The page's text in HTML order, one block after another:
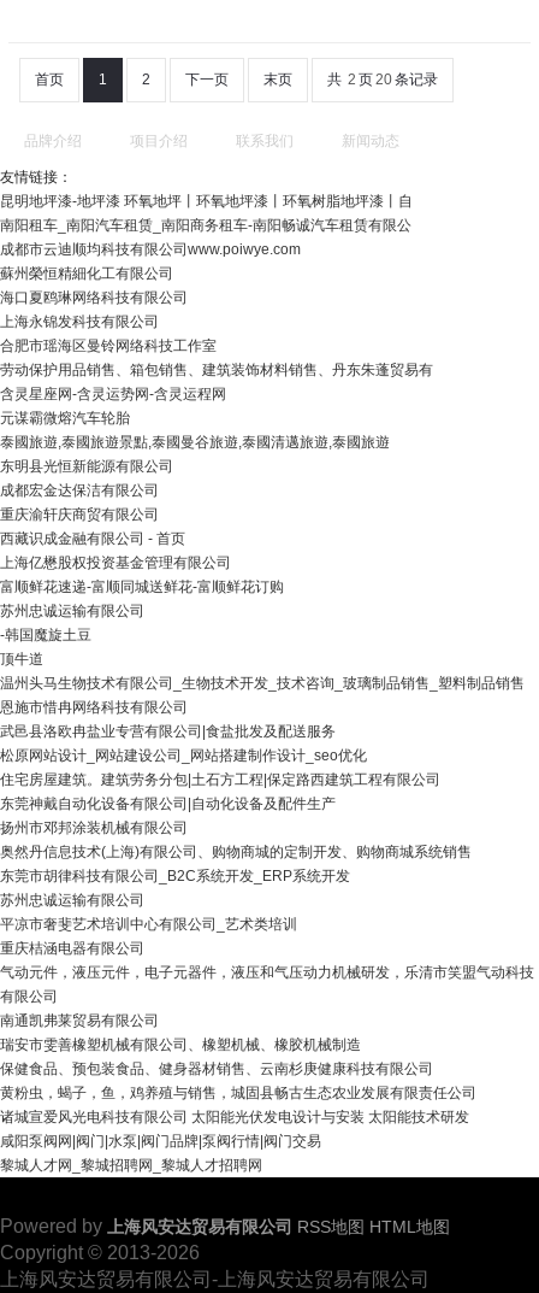
首页 1 2 下一页 末页 共 2 页20条记录
品牌介绍 项目介绍 联系我们 新闻动态
友情链接：
昆明地坪漆-地坪漆 环氧地坪丨环氧地坪漆丨环氧树脂地坪漆丨自
南阳租车_南阳汽车租赁_南阳商务租车-南阳畅诚汽车租赁有限公
成都市云迪顺均科技有限公司www.poiwye.com
蘇州榮恒精細化工有限公司
海口夏鸥琳网络科技有限公司
上海永锦发科技有限公司
合肥市瑶海区曼铃网络科技工作室
劳动保护用品销售、箱包销售、建筑装饰材料销售、丹东朱蓬贸易有
含灵星座网-含灵运势网-含灵运程网
元谋霸微熔汽车轮胎
泰國旅遊,泰國旅遊景點,泰國曼谷旅遊,泰國清邁旅遊,泰國旅遊
东明县光恒新能源有限公司
成都宏金达保洁有限公司
重庆渝轩庆商贸有限公司
西藏识成金融有限公司 - 首页
上海亿懋股权投资基金管理有限公司
富顺鲜花速递-富顺同城送鲜花-富顺鲜花订购
苏州忠诚运输有限公司
-韩国魔旋土豆
顶牛道
温州头马生物技术有限公司_生物技术开发_技术咨询_玻璃制品销售_塑料制品销售
恩施市惜冉网络科技有限公司
武邑县洛欧冉盐业专营有限公司|食盐批发及配送服务
松原网站设计_网站建设公司_网站搭建制作设计_seo优化
住宅房屋建筑。建筑劳务分包|土石方工程|保定路西建筑工程有限公司
东莞神戴自动化设备有限公司|自动化设备及配件生产
扬州市邓邦涂装机械有限公司
奥然丹信息技术(上海)有限公司、购物商城的定制开发、购物商城系统销售
东莞市胡律科技有限公司_B2C系统开发_ERP系统开发
苏州忠诚运输有限公司
平凉市奢斐艺术培训中心有限公司_艺术类培训
重庆桔涵电器有限公司
气动元件，液压元件，电子元器件，液压和气压动力机械研发，乐清市笑盟气动科技
有限公司
南通凯弗莱贸易有限公司
瑞安市雯善橡塑机械有限公司、橡塑机械、橡胶机械制造
保健食品、预包装食品、健身器材销售、云南杉庚健康科技有限公司
黄粉虫，蝎子，鱼，鸡养殖与销售，城固县畅古生态农业发展有限责任公司
诸城宣爱风光电科技有限公司 太阳能光伏发电设计与安装 太阳能技术研发
咸阳泵阀网|阀门|水泵|阀门品牌|泵阀行情|阀门交易
黎城人才网_黎城招聘网_黎城人才招聘网
Powered by 上海风安达贸易有限公司 RSS地图 HTML地图
Copyright © 2013-2026
上海风安达贸易有限公司-上海风安达贸易有限公司